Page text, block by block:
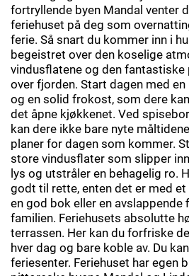
fortryllende byen Mandal venter
feriehuset på deg som
ferie. Så snart du kommer inn i
begeistret over den koselige
vindusflatene og den
over fjorden. Start dagen med
og en solid frokost, som dere
det åpne kjøkkenet. Ved
kan dere ikke bare nyte
planer for dagen som kommer.
store vindusflater som slipper
lys og utstråler en behagelig ro.
godt til rette, enten det er med
en god bok eller en avslappende
familien. Feriehusets absolutte
terrassen. Her kan du forfriske
hver dag og bare koble av. Du
feriesenter. Feriehuset har egen